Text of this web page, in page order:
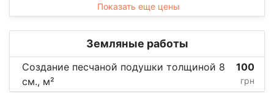
Показать еще цены
Земляные работы
Создание песчаной подушки толщиной 8
см., м²
100
грн